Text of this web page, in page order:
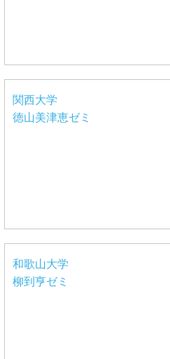
関西大学
徳山美津恵ゼミ
和歌山大学
柳到亨ゼミ